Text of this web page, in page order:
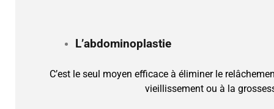
L’abdominoplastie
C’est le seul moyen efficace à éliminer le
vieillissement ou à la